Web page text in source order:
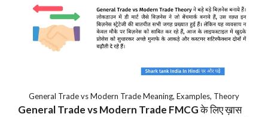
General Trade vs Modern Trade Meaning, Examples, Theory
General Trade vs Modern Trade FMCGके लिए ख़ास